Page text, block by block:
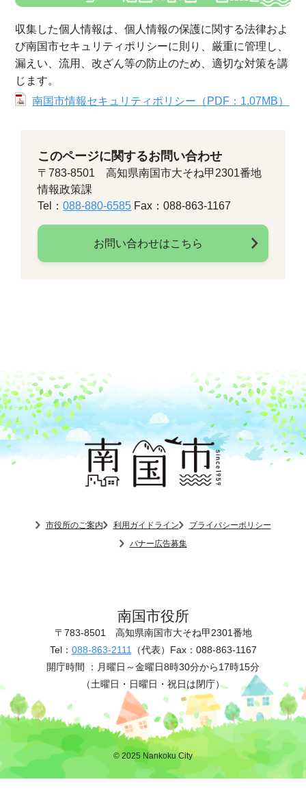
収集した個人情報は、個人情報の保護に関する法律およ
び南国市セキュリティポリシーに則り、厳重に管理し、
漏えい、流用、改ざん等の防止のため、適切な対策を講
じます。
南国市情報セキュリティポリシー（PDF：1.07MB）
このページに関するお問い合わせ
〒783-8501 高知県南国市大そね甲2301番地
情報政策課
Tel：088-880-6585 Fax：088-863-1167
お問い合わせはこちら
市役所のご案内 利用ガイドライン
プライバシーポリシー
バナー広告募集
南国市役所
〒783-8501 高知県南国市大そね甲2301番地
Tel： 088-863-2111 （代表） Fax：088-863-1167
開庁時間 ： 月曜日～金曜日8時30分から17時15分
（土曜日・日曜日・祝日は閉庁）
© 2025 Nankoku City